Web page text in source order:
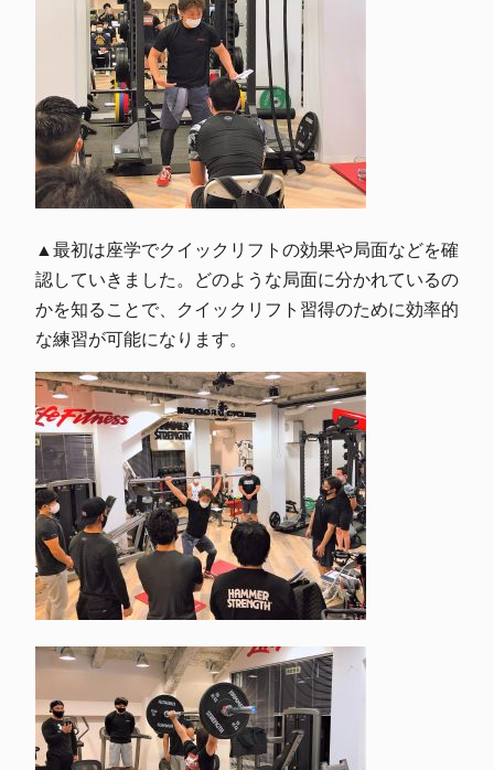
▲最初は座学でクイックリフトの効果や局面などを確
認していきました。どのような局面に分かれているの
かを知ることで、クイックリフト習得のために効率的
な練習が可能になります。